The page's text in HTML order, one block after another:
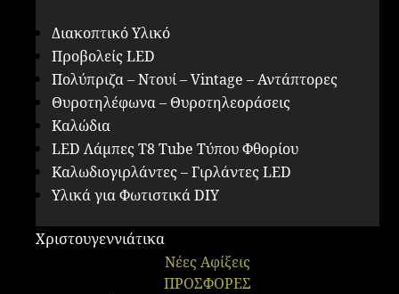
Διακοπτικό Υλικό
Προβολείς LED
Πολύπριζα – Ντουί – Vintage – Αντάπτορες
Θυροτηλέφωνα – Θυροτηλεοράσεις
Καλώδια
LED Λάμπες Τ8 Tube Τύπου Φθορίου
Καλωδιογιρλάντες – Γιρλάντες LED
Υλικά για Φωτιστικά DIY
Χριστουγεννιάτικα
Νέες Αφίξεις
ΠΡΟΣΦΟΡΕΣ